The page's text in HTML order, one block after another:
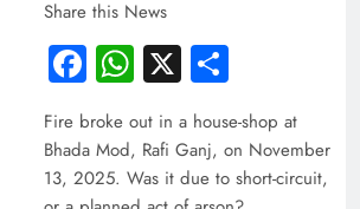
Share this News
Facebook
WhatsApp
X Share
Fire broke out in a house-shop at
Bhada Mod, Rafi Ganj, on November
13, 2025. Was it due to short-circuit,